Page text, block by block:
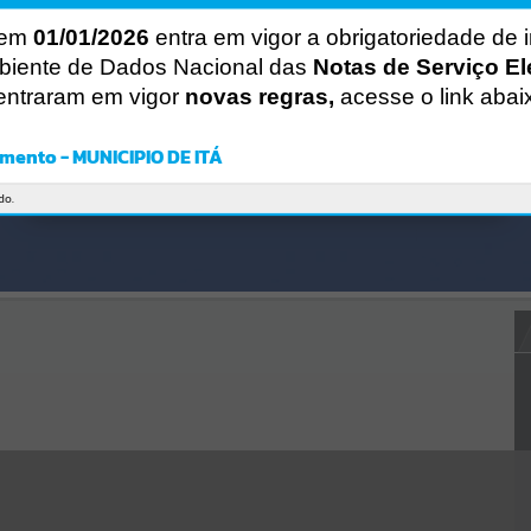
01/01/2026 entra em vigor a obrigatoriedade de
de Dados Nacional das Notas de Serviço
em vigor novas regras, acesse o link
- MUNICIPIO DE ITÁ
CÓDIGO DA MENSAGEM: EST-000040
Ocorreu um erro de script:
Uncaught SyntaxError: Unexpected token '('
https://ita.atende.net/cidadao/pagina/static/bundle/wpo_index_2_ba
se_l2_portal_editores_sync_e14c26d9c225f7e6839456cea306af19.js?
Verificar Mais Detalhes